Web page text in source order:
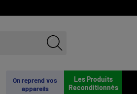
Les Produits
Reconditionnés
On reprend vos
appareils